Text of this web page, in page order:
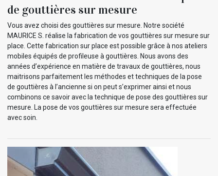
de gouttières sur mesure
Vous avez choisi des gouttières sur mesure. Notre société
MAURICE S. réalise la fabrication de vos gouttières sur mesure sur
place. Cette fabrication sur place est possible grâce à nos ateliers
mobiles équipés de profileuse à gouttières. Nous avons des
années d’expérience en matière de travaux de gouttières, nous
maitrisons parfaitement les méthodes et techniques de la pose
de gouttières à l’ancienne si on peut s’exprimer ainsi et nous
combinons ce savoir avec la technique de pose des gouttières sur
mesure. La pose de vos gouttières sur mesure sera effectuée
avec soin.